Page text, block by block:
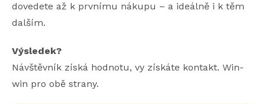
dovedete až k prvnímu nákupu – a ideálně i k těm
dalším.
Výsledek?
Návštěvník získá hodnotu, vy získáte kontakt. Win-
win pro obě strany.